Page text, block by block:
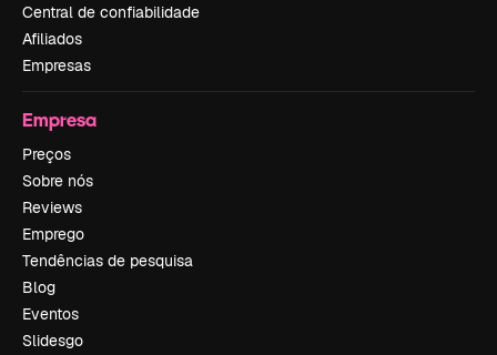
Central de confiabilidade
Afiliados
Empresas
Empresa
Preços
Sobre nós
Reviews
Emprego
Tendências de pesquisa
Blog
Eventos
Slidesgo